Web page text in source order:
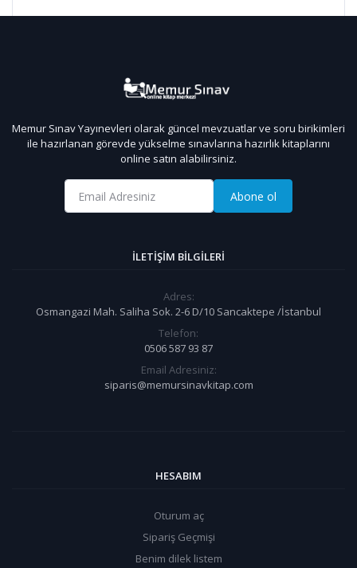
Memur Sınav Yayınevleri olarak güncel mevzuatlar ve soru birikimleri
ile hazırlanan görevde yükselme sınavlarına hazırlık kitaplarını
online satın alabilirsiniz.
Abone ol
İLETIŞIM BILGILERI
Adres:
Osmangazi Mah. Saliha Sok. 2-6 D/10 Sancaktepe /İstanbul
Telefon:
0506 587 93 87
Email Adresiniz:
siparis@memursinavkitap.com
HESABIM
Oturum aç
Sipariş Geçmişi
Benim dilek listem